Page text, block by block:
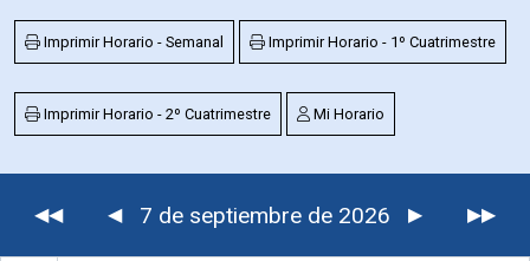
Imprimir Horario - Semanal Imprimir Horario - 1º Cuatrimestre
Imprimir Horario - 2º Cuatrimestre Mi Horario
◀◀ ◀ 7 de septiembre de 2026 ▶ ▶▶